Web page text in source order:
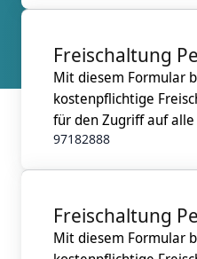
concerning the
keep you informed
product updates.
The final section
collaboration with
begin a trustful
Freischaltung
Schutzkennwort
Mit diesem Formular
kostenpflichtige
für den Zugriff auf
97182888
Freischaltung
Mit diesem Formular